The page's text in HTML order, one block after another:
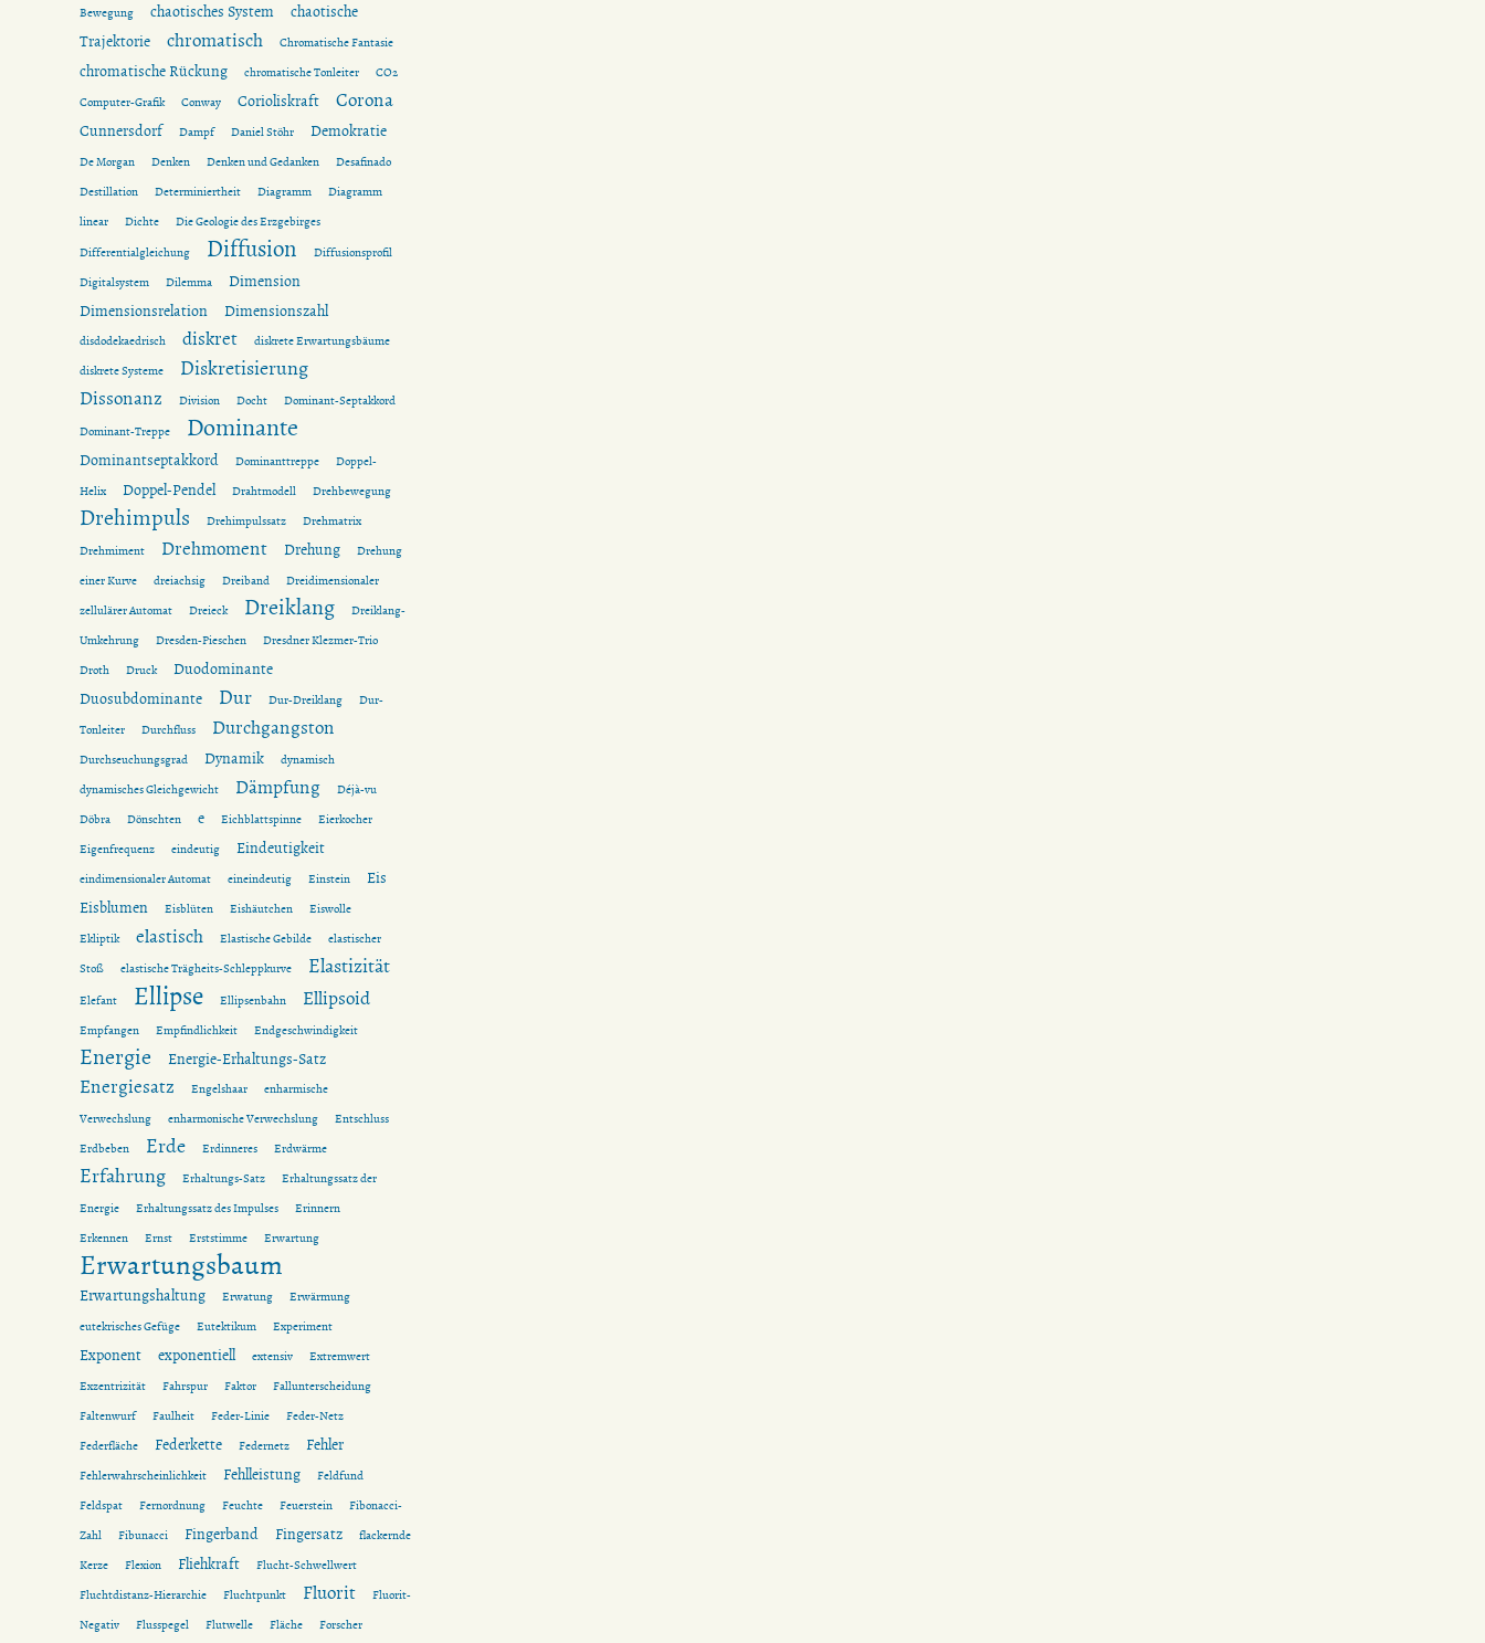
Bewegung
chaotisches System
chaotische
Trajektorie
chromatisch Chromatische Fantasie
chromatische Rückung chromatische Tonleiter
CO2
Computer-Grafik
Conway Corioliskraft Corona
Cunnersdorf Dampf Daniel Stöhr Demokratie
De Morgan Denken Denken und Gedanken
Desafinado
Destillation
Determiniertheit Diagramm
Diagramm
linear
Dichte
Die Geologie des Erzgebirges
Differentialgleichung
Diffusion
Diffusionsprofil
Digitalsystem
Dilemma
Dimension
Dimensionsrelation
Dimensionszahl
disdodekaedrisch diskret
diskrete Erwartungsbäume
diskrete Systeme
Diskretisierung
Dissonanz Division Docht
Dominant-Septakkord
Dominant-Treppe
Dominante
Dominantseptakkord Dominanttreppe
Doppel-
Helix
Doppel-Pendel Drahtmodell Drehbewegung
Drehimpuls Drehimpulssatz
Drehmatrix
Drehmiment
Drehmoment Drehung
Drehung
einer Kurve
dreiachsig Dreiband
Dreidimensionaler
zellulärer Automat
Dreieck Dreiklang
Dreiklang-
Umkehrung
Dresden-Pieschen
Dresdner Klezmer-Trio
Droth
Druck
Duodominante
Duosubdominante
Dur Dur-Dreiklang
Dur-
Tonleiter
Durchfluss Durchgangston
Durchseuchungsgrad Dynamik
dynamisch
dynamisches Gleichgewicht
Dämpfung
Déjà-vu
Döbra
Dönschten e Eichblattspinne
Eierkocher
Eigenfrequenz
eindeutig Eindeutigkeit
eindimensionaler Automat eineindeutig Einstein
Eis
Eisblumen
Eisblüten Eishäutchen
Eiswolle
Ekliptik
elastisch Elastische Gebilde
elastischer
Stoß
elastische Trägheits-Schleppkurve Elastizität
Elefant Ellipse Ellipsenbahn Ellipsoid
Empfangen Empfindlichkeit Endgeschwindigkeit
Energie Energie-Erhaltungs-Satz
Energiesatz Engelshaar
enharmische
Verwechslung
enharmonische Verwechslung
Entschluss
Erdbeben
Erde Erdinneres Erdwärme
Erfahrung Erhaltungs-Satz
Erhaltungssatz der
Energie
Erhaltungssatz des Impulses
Erinnern
Erkennen
Ernst Erststimme Erwartung
Erwartungsbaum
Erwartungshaltung Erwatung
Erwärmung
eutekrisches Gefüge
Eutektikum Experiment
Exponent exponentiell extensiv
Extremwert
Exzentrizität
Fahrspur Faktor
Fallunterscheidung
Faltenwurf
Faulheit Feder-Linie
Feder-Netz
Federfläche
Federkette Federnetz Fehler
Fehlerwahrscheinlichkeit Fehlleistung
Feldfund
Feldspat
Fernordnung Feuchte Feuerstein
Fibonacci-
Zahl
Fibunacci Fingerband Fingersatz
flackernde
Kerze
Flexion Fliehkraft
Flucht-Schwellwert
Fluchtdistanz-Hierarchie
Fluchtpunkt Fluorit
Fluorit-
Negativ
Flusspegel Flutwelle Fläche Forscher